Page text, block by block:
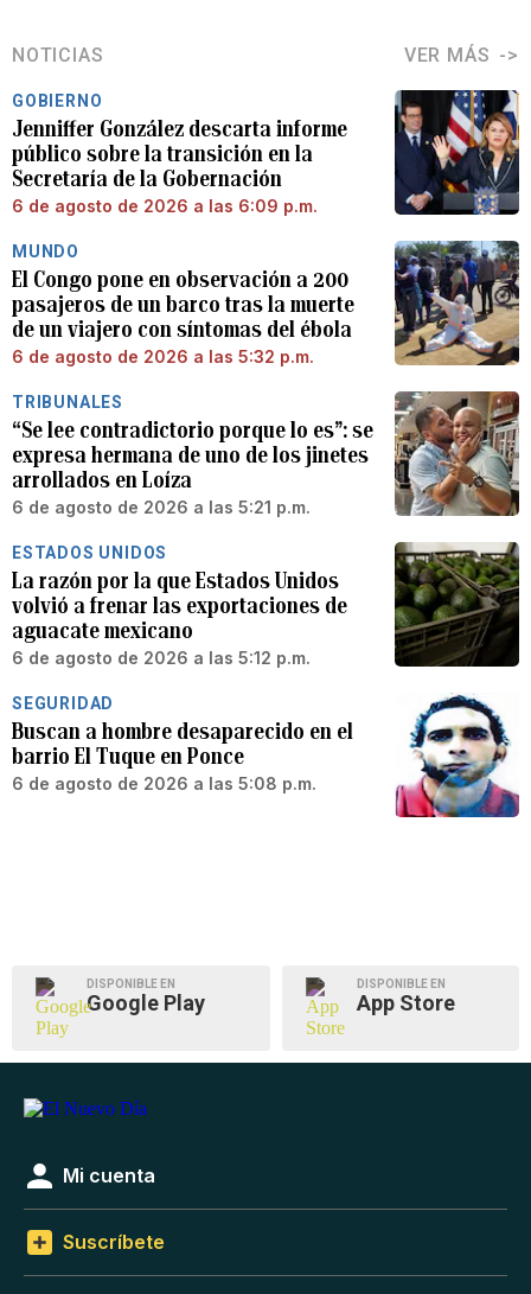
NOTICIAS VER MÁS
GOBIERNO
Jenniffer González descarta informe
público sobre la transición en la
Secretaría de la Gobernación
6 de agosto de 2026 a las 6:09 p.m.
MUNDO
El Congo pone en observación a 200
pasajeros de un barco tras la muerte
de un viajero con síntomas del ébola
6 de agosto de 2026 a las 5:32 p.m.
TRIBUNALES
“Se lee contradictorio porque lo es”: se
expresa hermana de uno de los jinetes
arrollados en Loíza
6 de agosto de 2026 a las 5:21 p.m.
ESTADOS UNIDOS
La razón por la que Estados Unidos
volvió a frenar las exportaciones de
aguacate mexicano
6 de agosto de 2026 a las 5:12 p.m.
SEGURIDAD
Buscan a hombre desaparecido en el
barrio El Tuque en Ponce
6 de agosto de 2026 a las 5:08 p.m.
DISPONIBLE EN
Google Play
DISPONIBLE EN
App Store
Mi cuenta
Suscríbete